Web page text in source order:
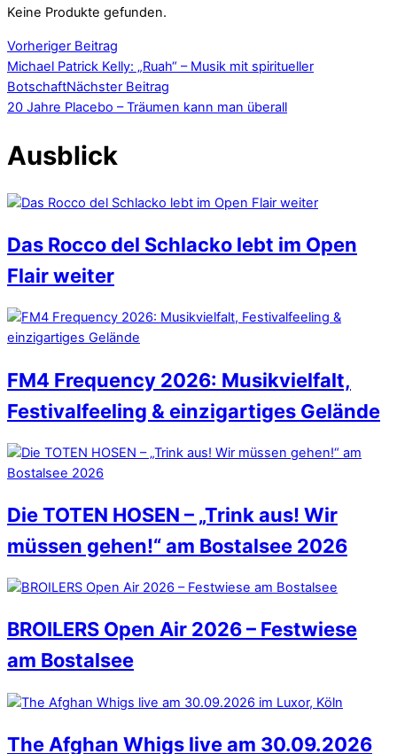
Keine Produkte gefunden.
Vorheriger Beitrag
Michael Patrick Kelly: „Ruah“ – Musik mit spiritueller
BotschaftNächster Beitrag
20 Jahre Placebo – Träumen kann man überall
Ausblick
Das Rocco del Schlacko lebt im Open
Flair weiter
FM4 Frequency 2026: Musikvielfalt,
Festivalfeeling & einzigartiges Gelände
Die TOTEN HOSEN – „Trink aus! Wir
müssen gehen!“ am Bostalsee 2026
BROILERS Open Air 2026 – Festwiese
am Bostalsee
The Afghan Whigs live am 30.09.2026